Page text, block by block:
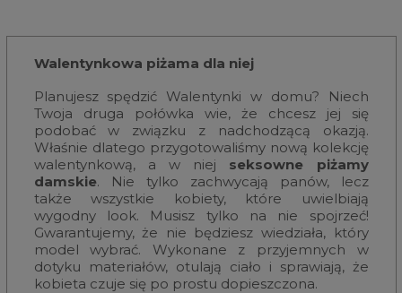
Walentynkowa piżama dla niej
Planujesz spędzić Walentynki w domu? Niech
Twoja druga połówka wie, że chcesz jej się
podobać w związku z nadchodzącą okazją.
Właśnie dlatego przygotowaliśmy nową kolekcję
walentynkową, a w niej seksowne piżamy
damskie. Nie tylko zachwycają panów, lecz
także wszystkie kobiety, które uwielbiają
wygodny look. Musisz tylko na nie spojrzeć!
Gwarantujemy, że nie będziesz wiedziała, który
model wybrać. Wykonane z przyjemnych w
dotyku materiałów, otulają ciało i sprawiają, że
kobieta czuje się po prostu dopieszczona.